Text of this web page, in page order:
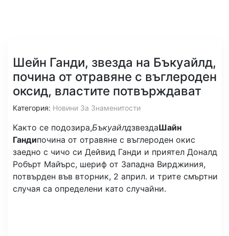
Шейн Ганди, звезда на Бъкуайлд,
почина от отравяне с въглероден
оксид, властите потвърждават
Категория: Новини За Знаменитости
Както се подозира,БъкуайлдзвездаШайн
Гандипочина от отравяне с въглероден окис
заедно с чичо си Дейвид Ганди и приятел Доналд
Робърт Майърс, шериф от Западна Вирджиния,
потвърден във вторник, 2 април. и трите смъртни
случая са определени като случайни.